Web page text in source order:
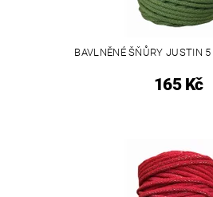
BAVLNĚNÉ ŠŇŮRY JUSTIN
165 Kč